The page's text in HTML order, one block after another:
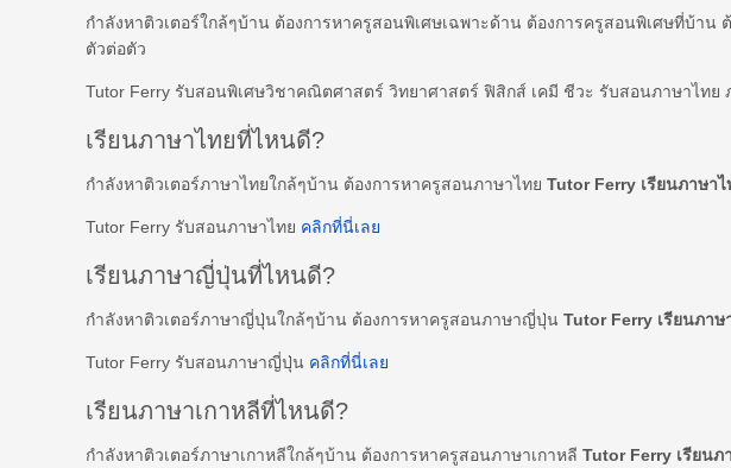
กำลังหาติวเตอร์ใกล้ๆบ้าน ต้องการหาครูสอนพิเศษเฉพาะด้าน ต้องการครูสอนพิเศษที่บ้าน
ตัวต่อตัว
Tutor Ferry รับสอนพิเศษวิชาคณิตศาสตร์ วิทยาศาสตร์ ฟิสิกส์ เคมี ชีวะ รับสอนภาษาไท
เรียนภาษาไทยที่ไหนดี?
กำลังหาติวเตอร์ภาษาไทยใกล้ๆบ้าน ต้องการหาครูสอนภาษาไทย Tutor Ferry เรียนภาษา
Tutor Ferry รับสอนภาษาไทย คลิกที่นี่เลย
เรียนภาษาญี่ปุ่นที่ไหนดี?
กำลังหาติวเตอร์ภาษาญี่ปุ่นใกล้ๆบ้าน ต้องการหาครูสอนภาษาญี่ปุ่น Tutor Ferry เรียนภา
Tutor Ferry รับสอนภาษาญี่ปุ่น คลิกที่นี่เลย
เรียนภาษาเกาหลีที่ไหนดี?
กำลังหาติวเตอร์ภาษาเกาหลีใกล้ๆบ้าน ต้องการหาครูสอนภาษาเกาหลี Tutor Ferry เรียนภ